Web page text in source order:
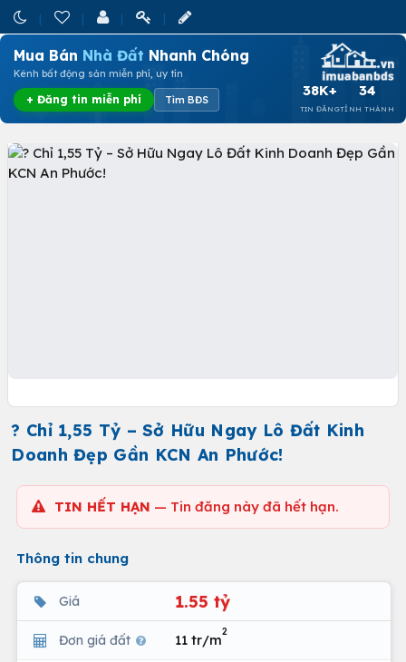
Mua Bán Nhà Đất Nhanh Chóng
Kênh bất động sản miễn phí, uy tín
+ Đăng tin miễn phí Tìm BĐS
38K+
TIN ĐĂNG
34
TỈNH THÀNH
? Chỉ 1,55 Tỷ – Sở Hữu Ngay Lô Đất Kinh
Doanh Đẹp Gần KCN An Phước!
TIN HẾT HẠN — Tin đăng này đã hết hạn.
Thông tin chung
Giá 1.55 tỷ
Đơn giá đất 11 tr/m
2